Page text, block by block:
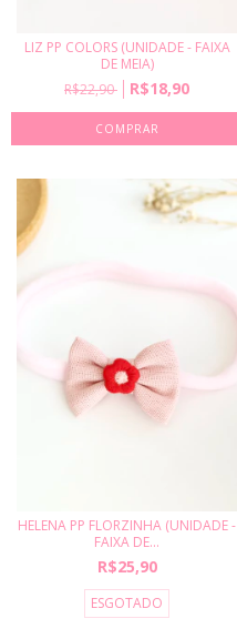
LIZ PP COLORS (UNIDADE - FAIXA
DE MEIA)
R$22,90
R$18,90
COMPRAR
HELENA PP FLORZINHA (UNIDADE -
FAIXA DE...
R$25,90
ESGOTADO